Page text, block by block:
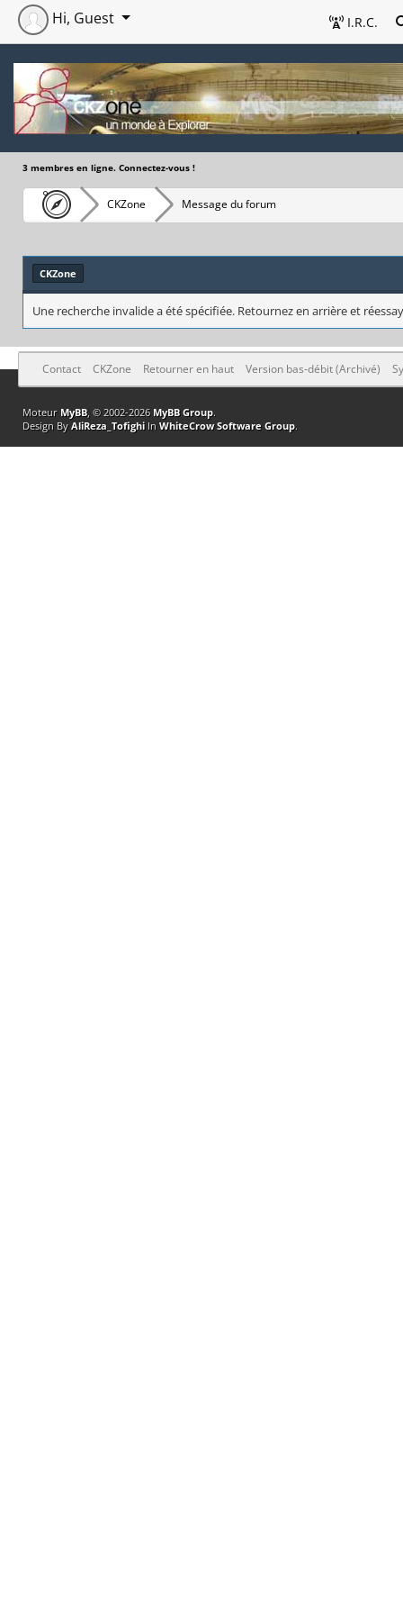
I.R.C.
Hi, Guest
3 membres en ligne. Connectez-vous !
CKZone Message du forum
CKZone
Une recherche invalide a été spécifiée. Retournez en arrière et
Contact CKZone Retourner en haut Version bas-débit (Archivé)
Moteur MyBB, © 2002-2026 MyBB Group.
Design By AliReza_TofighiIn WhiteCrow Software Group.